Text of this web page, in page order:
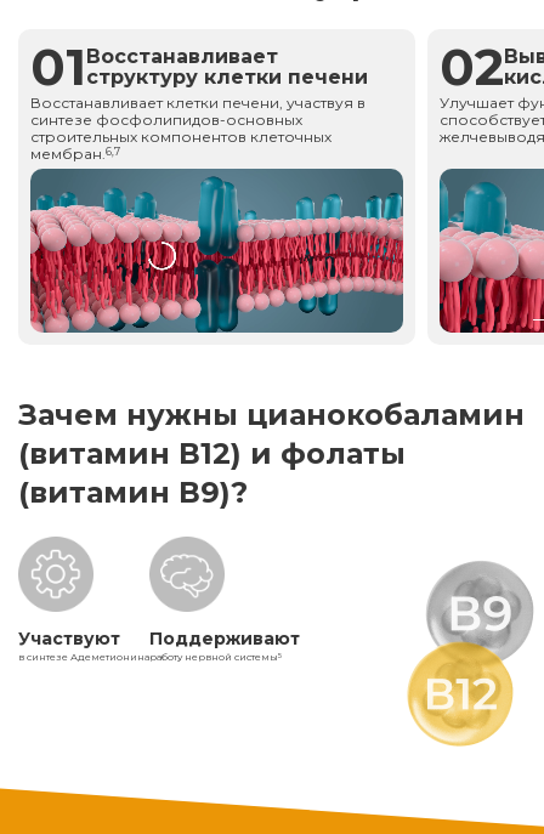
01 Восстанавливает
структуру клетки печени
Восстанавливает клетки печени, участвуя в
синтезе фосфолипидов-основных
строительных компонентов клеточных
мембран.6,7
02
Улучшает
Зачем нужны цианокобаламин
(витамин В12) и фолаты
(витамин В9)?
Участвуют
в синтезе Адеметионина
Поддерживают
работу нервной системы5